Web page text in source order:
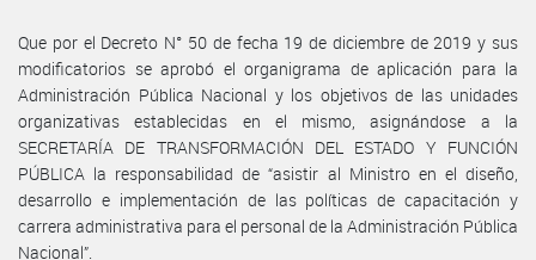
Que por el Decreto N° 50 de fecha 19 de diciembre de 2019 y sus
modificatorios se aprobó el organigrama de aplicación para la
Administración Pública Nacional y los objetivos de las unidades
organizativas establecidas en el mismo, asignándose a la
SECRETARÍA DE TRANSFORMACIÓN DEL ESTADO Y FUNCIÓN
PÚBLICA la responsabilidad de “asistir al Ministro en el diseño,
desarrollo e implementación de las políticas de capacitación y
carrera administrativa para el personal de la Administración Pública
Nacional”.